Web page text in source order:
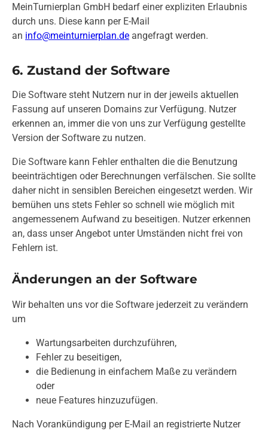
MeinTurnierplan GmbH bedarf einer expliziten Erlaubnis
durch uns. Diese kann per E-Mail
an info@meinturnierplan.de angefragt werden.
6. Zustand der Software
Die Software steht Nutzern nur in der jeweils aktuellen
Fassung auf unseren Domains zur Verfügung. Nutzer
erkennen an, immer die von uns zur Verfügung gestellte
Version der Software zu nutzen.
Die Software kann Fehler enthalten die die Benutzung
beeinträchtigen oder Berechnungen verfälschen. Sie sollte
daher nicht in sensiblen Bereichen eingesetzt werden. Wir
bemühen uns stets Fehler so schnell wie möglich mit
angemessenem Aufwand zu beseitigen. Nutzer erkennen
an, dass unser Angebot unter Umständen nicht frei von
Fehlern ist.
Änderungen an der Software
Wir behalten uns vor die Software jederzeit zu verändern
um
Wartungsarbeiten durchzuführen,
Fehler zu beseitigen,
die Bedienung in einfachem Maße zu verändern
oder
neue Features hinzuzufügen.
Nach Vorankündigung per E-Mail an registrierte Nutzer